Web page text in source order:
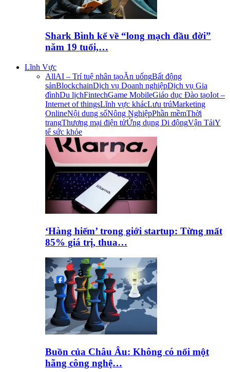
Shark Bình kể về “long mạch đầu đời”
năm 19 tuổi,…
Lĩnh Vực
AllAI – Trí tuệ nhân tạoĂn uốngBất động
sảnBlockchainDịch vụ Doanh nghiệpDịch vụ Gia
đìnhDu lịchFintechGame MobileGiáo dục Đào tạoIot –
Internet of thingsLĩnh vực khácLưu trúMarketing
OnlineNội dung sốNông NghiệpPhần mềmThời
trangThương mại điện tửỨng dụng Di độngVận TảiY
tế sức khỏe
‘Hàng hiếm’ trong giới startup: Từng mất
85% giá trị, thua…
Buồn của Châu Âu: Không có nổi một
hãng công nghệ…